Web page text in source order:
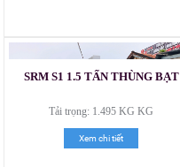
SRM S1 1.5 TẤN THÙNG BẠT
Tải trọng: 1.495 KG KG
Xem chi tiết